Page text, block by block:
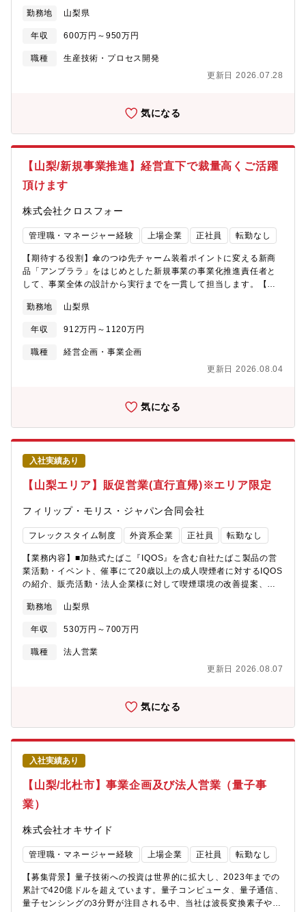
や設備の導入などをお任せします。■業務詳細・欠陥検査の工程設
計・欠陥検査装置・欠陥レビュー装置の導入、立上げ、管理・欠
陥検査装置・欠陥レビュー装置のレシピ作成・異常検出時の対
応・工程内の欠陥低減・異物低減活動
勤務地 山梨県
年収 600万円～950万円
職種
生産技術・プロセス開発
更新日 2026.07.28
気になる
【山梨/新規事業推進】経営直下で裁量高くご活躍
頂けます
株式会社クロスフォー
管理職・マネージャー経験 上場企業 正社員 転勤なし
【期待する役割】傘のつゆ先チャーム装着ポイントに変える新商
品「アンブララ」をはじめとした新規事業の事業化推進責任者と
して、事業全体の設計から実行までを一貫して担当します。【具
発、品質管理・販売戦略、販路開拓・マーケティング・事業推進
体制の構築・国内、海外への販路開拓【本ポジションの魅力】・
経営直下で事業を動かすことができます・商品だけでなく、市場
そのものをつくる醍醐味があります・事業全体を担当できます・
つゆ先をチャーム装着ポイントに変える新商品「アンブララ」の
メントを取り付け、好みのチャームやアクセサリーを自由に付け
替えられるようにする、当社独自の特許技術を活用した商品で
す。私たちが目指しているのは、単に傘の付属品を販売すること
ではありません。傘を「雨を防ぐための道具」から、「自分らし
さや気分を表現できるファッションアイテム」へ変える、新しい
市場をつくることです。今回募集するのは、このアンブララ事業
を構想段階から市場投入、成長軌道への移行まで一貫して推進す
る事業責任者です。商品開発、ブランド設計、販売戦略、国内外
の販路開拓、組織づくりまで、事業全体を自ら設計し、実行でき
る方を求めています。
勤務地 山梨県
年収 912万円～1120万円
職種
経営企画・事業企画
更新日 2026.08.04
気になる
入社実績あり
【山梨エリア】販促営業(直行直帰)※エリア限定
フィリップ・モリス・ジャパン合同会社
フレックスタイム制度 外資系企業 正社員 転勤なし
【業務内容】■加熱式たばこ『IQOS』を含む自社たばこ製品の営
業活動・イベント、催事にて20歳以上の成人喫煙者に対するIQOS
の紹介、販売活動・法人企業様に対して喫煙環境の改善提案、セ
り場改善提案、プロモーション活動の周知【残業時間】月20H以
内【魅力】★フレックスタイム制/1人1台社有車付与/直行直帰型営
業です！ライフイベントや家庭事情に合わせて、時間管理が比較
的にしやすいです。★営業として個人で動く事がメインですが、
勤務地 山梨県
年収 530万円～700万円
職種
法人営業
更新日 2026.08.07
気になる
入社実績あり
【山梨/北杜市】事業企画及び法人営業（量子事
業）
株式会社オキサイド
管理職・マネージャー経験 上場企業 正社員 転勤なし
【募集背景】量子技術への投資は世界的に拡大し、2023年までの
累計で420億ドルを超えています。量子コンピュータ、量子通信、
量子センシングの3分野が注目される中、当社は波長変換素子や量